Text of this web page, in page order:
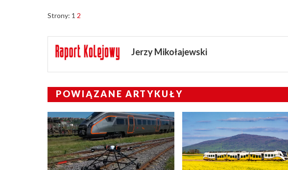
Strony: 1 2
Jerzy Mikołajewski
POWIĄZANE ARTYKUŁY